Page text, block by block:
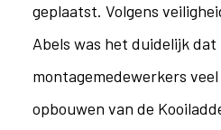
geplaatst. Volgens
Abels was het duidelijk dat
montagemedewerkers
opbouwen van de